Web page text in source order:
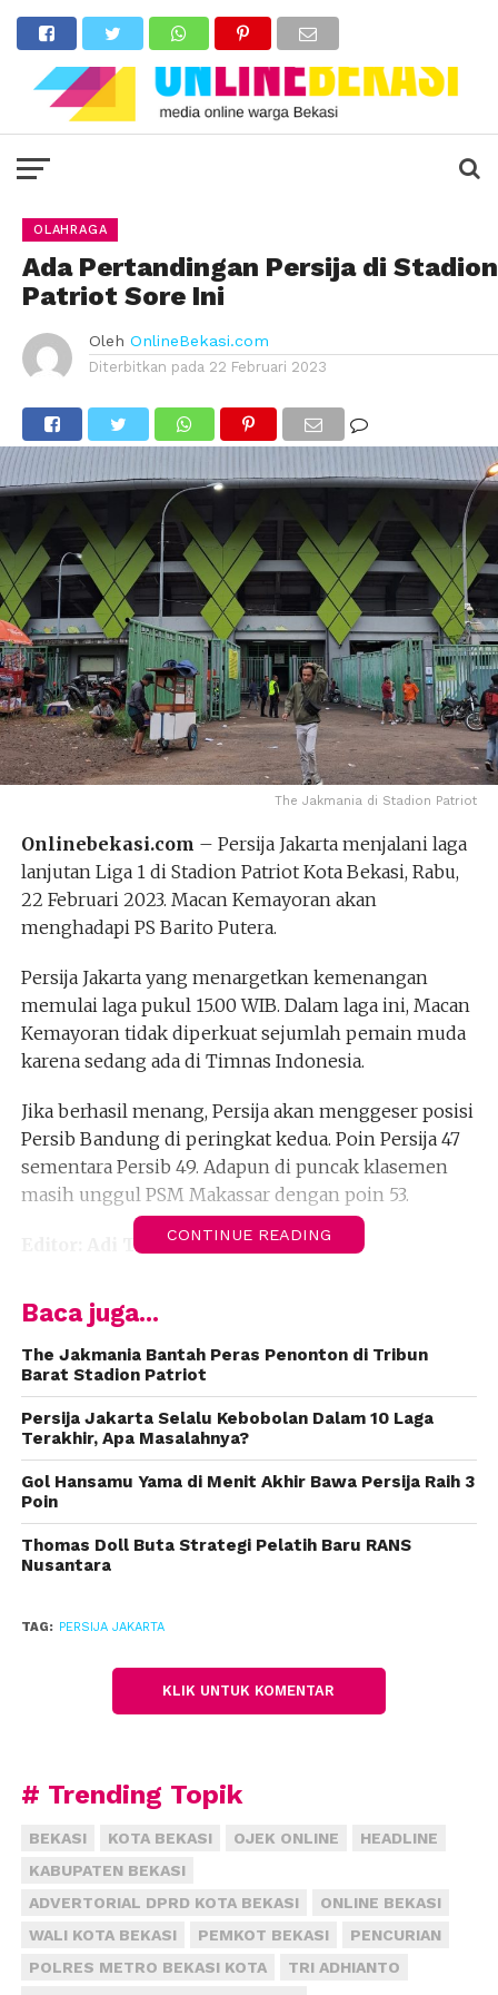
OLAHRAGA
Ada Pertandingan Persija di Stadion
Patriot Sore Ini
Oleh OnlineBekasi.com
Diterbitkan pada 22 Februari 2023
The Jakmania di Stadion Patriot
Onlinebekasi.com – Persija Jakarta menjalani laga
lanjutan Liga 1 di Stadion Patriot Kota Bekasi, Rabu,
22 Februari 2023. Macan Kemayoran akan
menghadapi PS Barito Putera.
Persija Jakarta yang menargetkan kemenangan
memulai laga pukul 15.00 WIB. Dalam laga ini, Macan
Kemayoran tidak diperkuat sejumlah pemain muda
karena sedang ada di Timnas Indonesia.
Jika berhasil menang, Persija akan menggeser posisi
Persib Bandung di peringkat kedua. Poin Persija 47
sementara Persib 49. Adapun di puncak klasemen
masih unggul PSM Makassar dengan poin 53.
Editor: Adi T CONTINUE READING
Baca juga...
The Jakmania Bantah Peras Penonton di Tribun
Barat Stadion Patriot
Persija Jakarta Selalu Kebobolan Dalam 10 Laga
Terakhir, Apa Masalahnya?
Gol Hansamu Yama di Menit Akhir Bawa Persija Raih 3
Poin
Thomas Doll Buta Strategi Pelatih Baru RANS
Nusantara
TAG: PERSIJA JAKARTA
KLIK UNTUK KOMENTAR
# Trending Topik
BEKASI KOTA BEKASI OJEK ONLINE
HEADLINE
KABUPATEN BEKASI
ADVERTORIAL DPRD KOTA BEKASI
ONLINE BEKASI
WALI KOTA BEKASI
PEMKOT BEKASI
PENCURIAN
POLRES METRO BEKASI KOTA
TRI ADHIANTO